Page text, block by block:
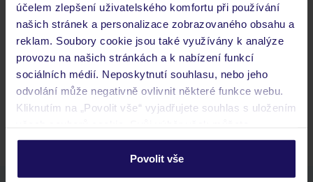
účelem zlepšení uživatelského komfortu při používání
našich stránek a personalizace zobrazovaného obsahu a
reklam. Soubory cookie jsou také využívány k analýze
provozu na našich stránkách a k nabízení funkcí
sociálních médií. Neposkytnutí souhlasu, nebo jeho
odvolání může negativně ovlivnit některé funkce webu.
Kliknutím na „Povolit vše“ vyjadřujete souhlas s uložením
personalizovat v sekci „Personalizace“.
Podrobné informace o souborech cookie naleznete v
Povolit vše
Často kladené otázky
Jaké doklady jsou potřebné při cestování?
Budeme ubytováni ihned po příjezdu do hotelu?
Kam jít po přistání a vyzvednutí zavazadel?
Zobrazit další